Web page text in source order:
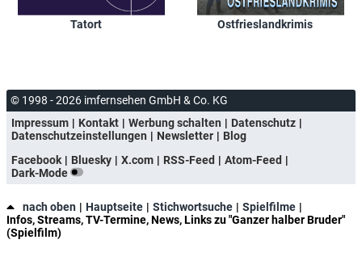
Tatort Ostfrieslandkrimis
© 1998 - 2026 imfernsehen GmbH & Co. KG
Impressum
Kontakt Werbung schalten
Datenschutz
Datenschutzeinstellungen
Newsletter
Blog
Facebook
Bluesky X.com RSS-Feed
Atom-Feed
Dark-Mode
nach oben Hauptseite Stichwortsuche
Spielfilme
Infos, Streams, TV-Termine, News, Links zu "Ganzer halber Bruder"
(Spielfilm)